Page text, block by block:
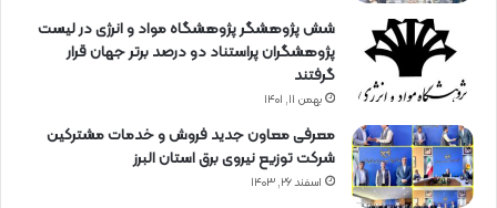
شش پژوهشگر پژوهشگاه مواد و انرژی در لیست
پژوهشگران پراستناد دو درصد برتر جهان قرار
گرفتند
بهمن ۱۱, ۱۴۰۱
معرفی معاون جدید فروش و خدمات مشتركین
شركت توزیع نیروی برق استان البرز
اسفند ۲۶, ۱۴۰۳